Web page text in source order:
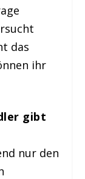
das
ihr
gibt
nur den